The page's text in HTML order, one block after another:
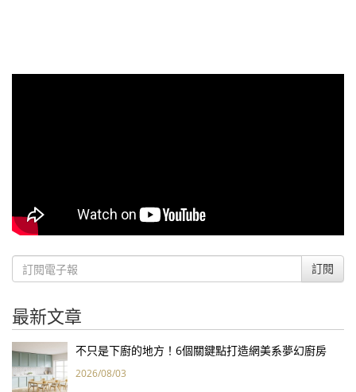
訂閱
最新文章
不只是下廚的地方！6個關鍵點打造網美系夢幻廚房
2026/08/03